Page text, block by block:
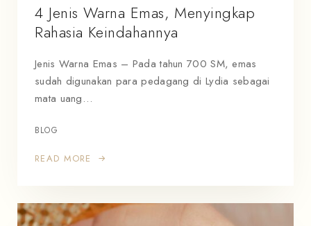
4 Jenis Warna Emas, Menyingkap
Rahasia Keindahannya
Jenis Warna Emas – Pada tahun 700 SM, emas
sudah digunakan para pedagang di Lydia sebagai
mata uang…
BLOG
READ MORE